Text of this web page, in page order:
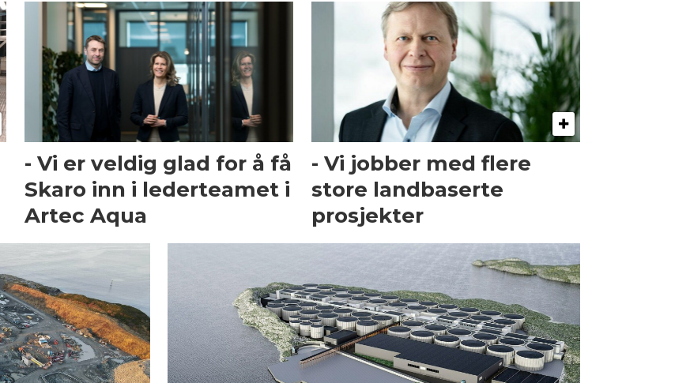
- Vi er veldig glad for å få
Skaro inn i lederteamet i
Artec Aqua
- Vi jobber med flere
store landbaserte
prosjekter